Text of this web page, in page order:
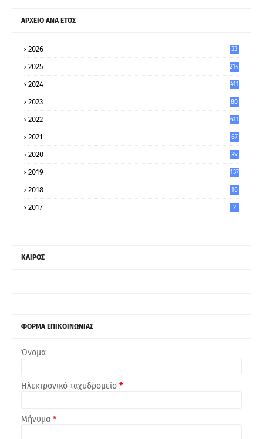
ΑΡΧΕΙΟ ΑΝΑ ΕΤΟΣ
2026 33
2025 214
2024 411
2023
80
2022 611
2021
67
2020
39
2019 137
2018 16
2017 2
ΚΑΙΡΟΣ
ΦΟΡΜΑ ΕΠΙΚΟΙΝΩΝΙΑΣ
Όνομα
Ηλεκτρονικό ταχυδρομείο *
Μήνυμα *